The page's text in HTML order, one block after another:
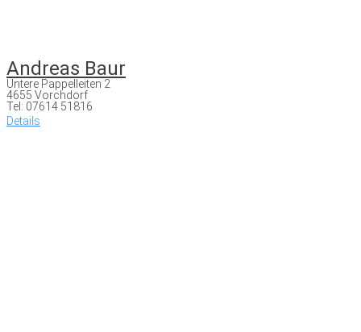
Andreas Baur
Untere Pappelleiten 2
4655 Vorchdorf
Tel: 07614 51816
Details